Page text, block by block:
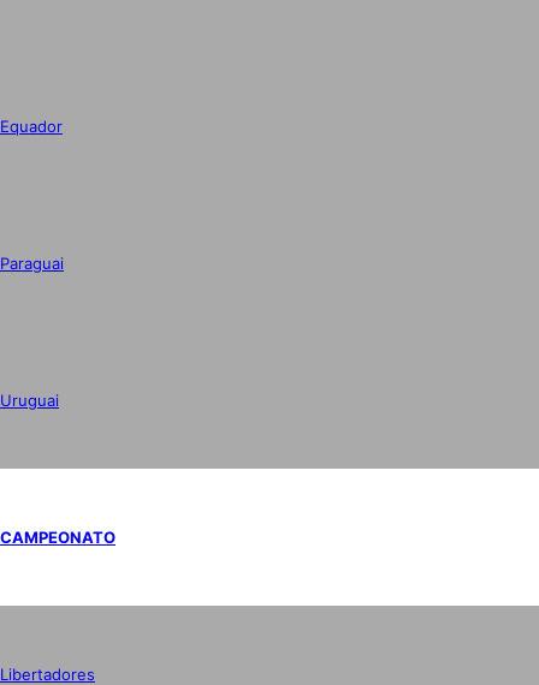
Equador
Paraguai
Uruguai
CAMPEONATO
Libertadores